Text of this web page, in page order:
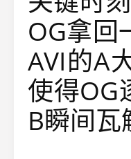
OG拿回
AVI的A
使得OG
B瞬间